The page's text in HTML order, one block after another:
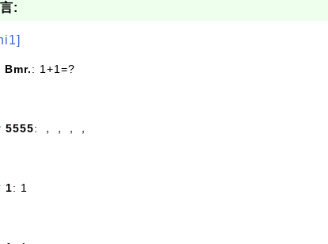
:
Bmr.: 1+1=?
5555: ，，，，
1: 1